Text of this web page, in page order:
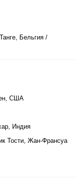
Бельгия /
США
Индия
Тости, Жан-Франсуа